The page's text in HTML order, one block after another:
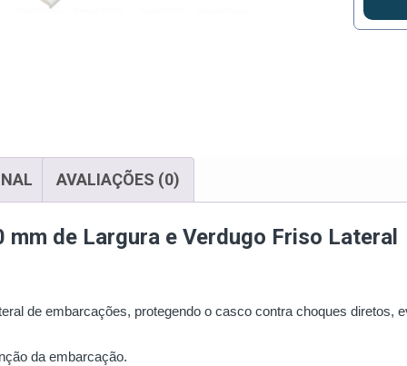
AVALIAÇÕES (0)
de Largura e Verdugo Friso Lateral
de embarcações, protegendo o casco contra choques diretos,
da embarcação.